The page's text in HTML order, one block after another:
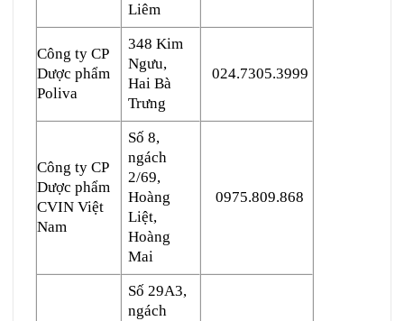
Liêm
Công ty CP
Dược phẩm
Poliva
348 Kim
Ngưu,
Hai Bà
Trưng
024.7305.3999
Công ty CP
Dược phẩm
CVIN Việt
Nam
Số 8,
ngách
2/69,
Hoàng
Liệt,
Hoàng
Mai
0975.809.868
Số 29A3,
ngách